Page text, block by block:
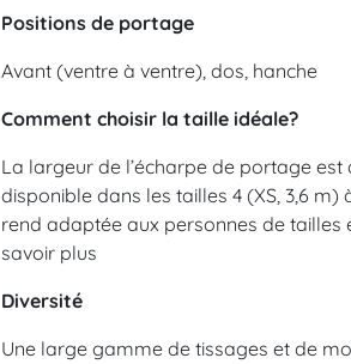
Positions de portage
Avant (ventre à ventre), dos, hanche
Comment choisir la taille idéale?
La largeur de l’écharpe de portage est
disponible dans les tailles 4 (XS, 3,6 m)
rend adaptée aux personnes de tailles
savoir plus
Diversité
Une large gamme de tissages et de